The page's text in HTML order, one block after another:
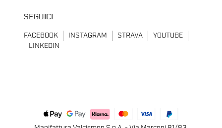
SEGUICI
FACEBOOK INSTAGRAM STRAVA
YOUTUBE
LINKEDIN